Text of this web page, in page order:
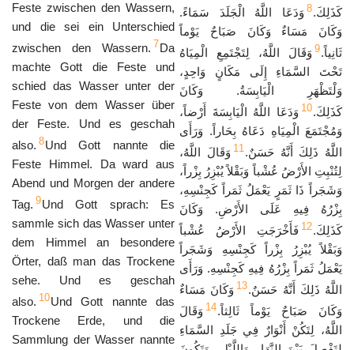
كَذَلِكَ.8 وَدَعَا اللَّهُ الْجَلَدَ سَمَاءً.
وَكَانَ مَسَاءٌ وَكَانَ صَبَاحٌ يَوْماً
ثَانِياً.9 وَقَالَ اللَّهُ، لِتَجْتَمِعِ الْمِيَاهُ
تَحْتَ السَّمَاءِ إِلَى مَكَانٍ وَاحِدٍ،
وَلْتَظْهَرِ الْيَابِسَةُ. وَكَانَ
كَذَلِكَ.10 وَدَعَا اللَّهُ الْيَابِسَةَ أَرْضاً،
وَمُجْتَمَعَ الْمِيَاهِ دَعَاهُ بِحَاراً. وَرَأَى
اللَّهُ ذَلِكَ أَنَّهُ حَسَنٌ.11 وَقَالَ اللَّهُ،
لِتُنْبِتِ الأَرْضُ عُشْباً وَبَقْلاً يُبْزِرُ بِزْراً،
وَشَجَراً ذَا ثَمَرٍ يَعْمَلُ ثَمَراً كَجِنْسِهِ،
بِزْرُهُ فِيهِ عَلَى الأَرْضِ. وَكَانَ
كَذَلِكَ.12 فَأَخْرَجَتِ الأَرْضُ عُشْباً
وَبَقْلاً يُبْزِرُ بِزْراً كَجِنْسِهِ وَشَجَراً
يَعْمَلُ ثَمَراً بِزْرُهُ فِيهِ كَجِنْسِهِ. وَرَأَى
اللَّهُ ذَلِكَ أَنَّهُ حَسَنٌ.13 وَكَانَ مَسَاءٌ
وَكَانَ صَبَاحٌ يَوْماً ثَالِثاً.14 وَقَالَ
اللَّهُ، لِتَكُنْ أَنْوَارٌ فِي جَلَدِ السَّمَاءِ
Feste zwischen den Wassern,
und die sei ein Unterschied
zwischen den Wassern. 7Da
machte Gott die Feste und
schied das Wasser unter der
Feste von dem Wasser über
der Feste. Und es geschah
also. 8Und Gott nannte die
Feste Himmel. Da ward aus
Abend und Morgen der andere
Tag. 9Und Gott sprach: Es
sammle sich das Wasser unter
dem Himmel an besondere
Örter, daß man das Trockene
sehe. Und es geschah
also. 10Und Gott nannte das
Trockene Erde, und die
Sammlung der Wasser nannte